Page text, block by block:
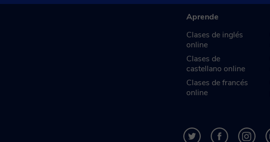
Aprende
Clases de inglés
online
Clases de
castellano online
Clases de francés
online